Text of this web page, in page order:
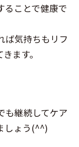
ることで健康で
ば気持ちもリフ
ます。
も継続してケア
しょう(^^)